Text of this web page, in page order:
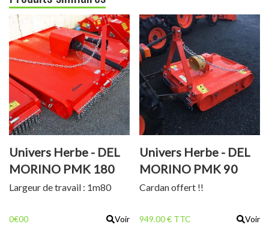
Univers Herbe - DEL
MORINO PMK 180
Largeur de travail : 1m80
0€00 Voir
Univers Herbe - DEL
MORINO PMK 90
Cardan offert !!
949.00 € TTC Voir